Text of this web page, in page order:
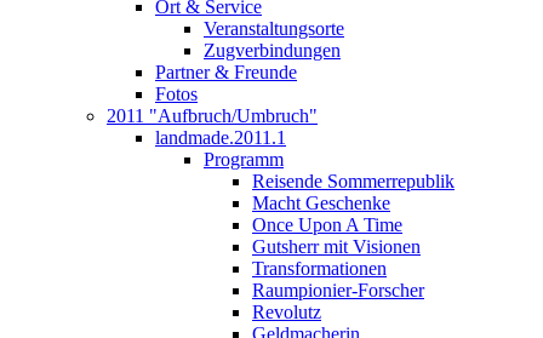
Ort & Service
Veranstaltungsorte
Zugverbindungen
Partner & Freunde
Fotos
2011 "Aufbruch/Umbruch"
landmade.2011.1
Programm
Reisende Sommerrepublik
Macht Geschenke
Once Upon A Time
Gutsherr mit Visionen
Transformationen
Raumpionier-Forscher
Revolutz
Geldmacherin